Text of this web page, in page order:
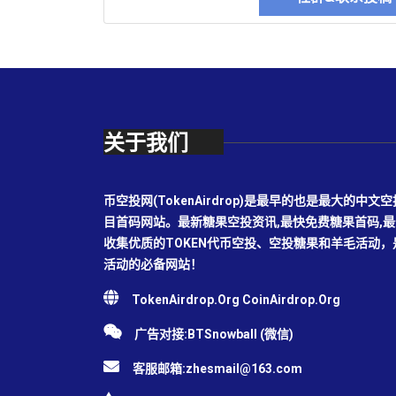
关于我们
币空投网(TokenAirdrop)是最早的也是最大的中文
目首码网站。最新糖果空投资讯,最快免费糖果首码,
收集优质的TOKEN代币空投、空投糖果和羊毛活动
活动的必备网站！
TokenAirdrop.Org CoinAirdrop.Org
广告对接:BTSnowball (微信)
客服邮箱:zhesmail@163.com